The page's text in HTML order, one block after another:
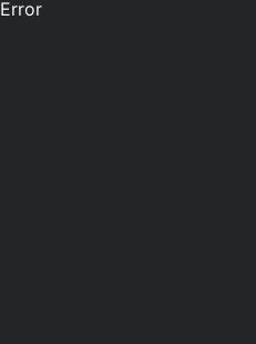
Error